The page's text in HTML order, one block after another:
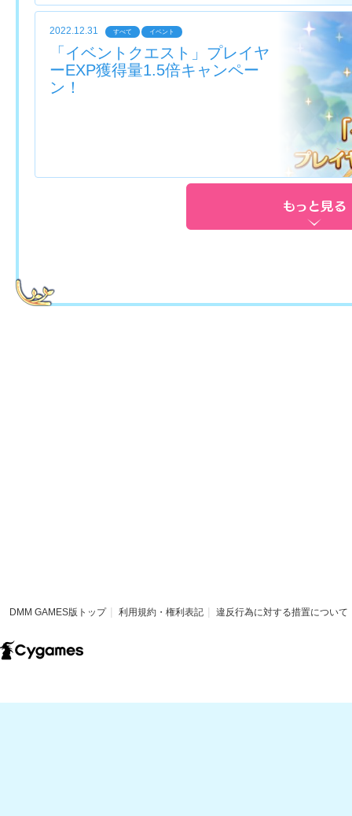
2022.12.31 すべて イベント
「イベントクエスト」プレイヤ
ーEXP獲得量1.5倍キャンペー
ン！
DMM GAMES版トップ 利用規約・権利表記 違反行為に対する措置について